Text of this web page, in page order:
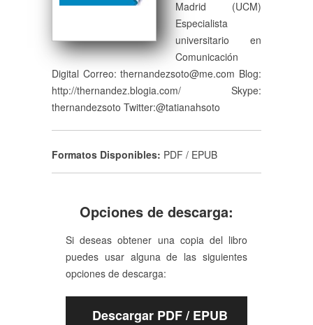
Madrid (UCM)
Especialista
universitario en
Comunicación
Digital Correo:thernandezsoto@me.com Blog:
http://thernandez.blogia.com/ Skype:
thernandezsoto Twitter:@tatianahsoto
Formatos Disponibles: PDF / EPUB
Opciones de descarga:
Si deseas obtener una copia del libro
puedes usar alguna de las siguientes
opciones de descarga:
Descargar PDF / EPUB